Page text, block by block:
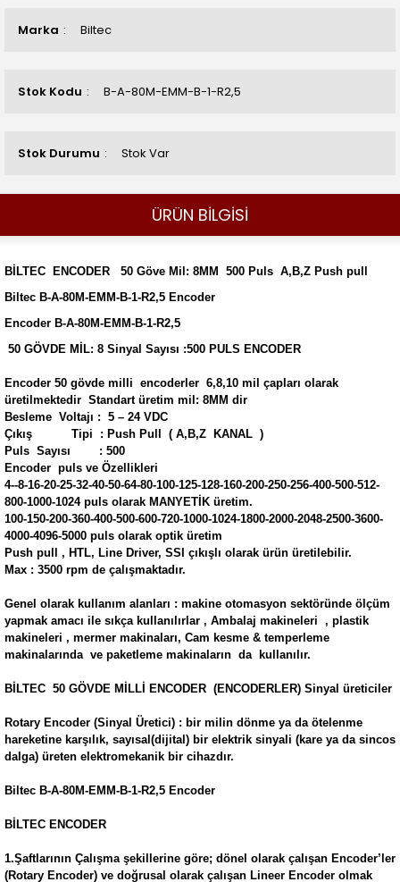
Marka Biltec
Stok Kodu B-A-80M-EMM-B-1-R2,5
Stok Durumu Stok Var
ÜRÜN BİLGİSİ
BİLTEC ENCODER 50 Göve Mil: 8MM 500 Puls A,B,Z Push pull
Biltec B-A-80M-EMM-B-1-R2,5 Encoder
Encoder B-A-80M-EMM-B-1-R2,5
50 GÖVDE MİL: 8 Sinyal Sayısı :500 PULS ENCODER
Encoder 50 gövde milli encoderler 6,8,10 mil çapları olarak
üretilmektedir Standart üretim mil: 8MM dir
Besleme Voltajı : 5 – 24 VDC
Çıkış Tipi : Push Pull ( A,B,Z KANAL )
Puls Sayısı : 500
Encoder puls ve Özellikleri
4--8-16-20-25-32-40-50-64-80-100-125-128-160-200-250-256-400-500-512-
800-1000-1024 puls olarak MANYETİK üretim.
100-150-200-360-400-500-600-720-1000-1024-1800-2000-2048-2500-3600-
4000-4096-5000 puls olarak optik üretim
Push pull , HTL, Line Driver, SSI çıkışlı olarak ürün üretilebilir.
Max : 3500 rpm de çalışmaktadır.
Genel olarak kullanım alanları : makine otomasyon sektöründe ölçüm
yapmak amacı ile sıkça kullanılırlar , Ambalaj makineleri , plastik
makineleri , mermer makinaları, Cam kesme & temperleme
makinalarında ve paketleme makinaların da kullanılır.
BİLTEC 50 GÖVDE MİLLİ ENCODER (ENCODERLER) Sinyal üreticiler
Rotary Encoder (Sinyal Üretici) : bir milin dönme ya da ötelenme
hareketine karşılık, sayısal(dijital) bir elektrik sinyali (kare ya da sincos
dalga) üreten elektromekanik bir cihazdır.
Biltec B-A-80M-EMM-B-1-R2,5 Encoder
BİLTEC ENCODER
1.Şaftlarının Çalışma şekillerine göre; dönel olarak çalışan Encoder’ler
(Rotary Encoder) ve doğrusal olarak çalışan Lineer Encoder olmak